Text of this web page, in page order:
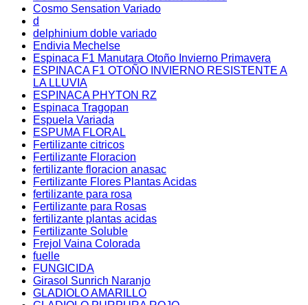
Cosmo Sensation Variado
d
delphinium doble variado
Endivia Mechelse
Espinaca F1 Manutara Otoño Invierno Primavera
ESPINACA F1 OTOÑO INVIERNO RESISTENTE A
LA LLUVIA
ESPINACA PHYTON RZ
Espinaca Tragopan
Espuela Variada
ESPUMA FLORAL
Fertilizante citricos
Fertilizante Floracion
fertilizante floracion anasac
Fertilizante Flores Plantas Acidas
fertilizante para rosa
Fertilizante para Rosas
fertilizante plantas acidas
Fertilizante Soluble
Frejol Vaina Colorada
fuelle
FUNGICIDA
Girasol Sunrich Naranjo
GLADIOLO AMARILLO